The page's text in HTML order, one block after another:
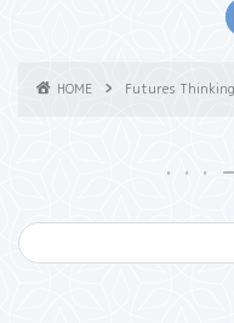
HOME Futures Thinking